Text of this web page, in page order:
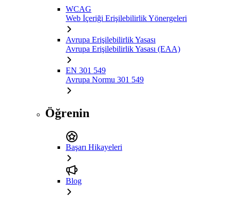
WCAG
Web İçeriği Erişilebilirlik Yönergeleri
Avrupa Erişilebilirlik Yasası
Avrupa Erişilebilirlik Yasası (EAA)
EN 301 549
Avrupa Normu 301 549
Öğrenin
Başarı Hikayeleri
Blog